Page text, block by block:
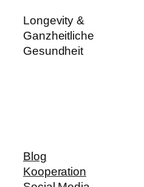
Longevity &
Ganzheitliche
Gesundheit
Blog
Kooperation